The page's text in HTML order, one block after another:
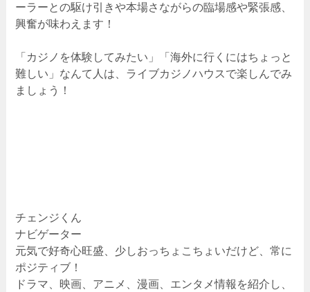
ーラーとの駆け引きや本場さながらの臨場感や緊張感、
興奮が味わえます！
「カジノを体験してみたい」「海外に行くにはちょっと
難しい」なんて人は、ライブカジノハウスで楽しんでみ
ましょう！
チェンジくん
ナビゲーター
元気で好奇心旺盛、少しおっちょこちょいだけど、常に
ポジティブ！
ドラマ、映画、アニメ、漫画、エンタメ情報を紹介し、